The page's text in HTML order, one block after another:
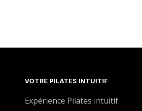
VOTRE PILATES INTUITIF
Expérience Pilates intuitif